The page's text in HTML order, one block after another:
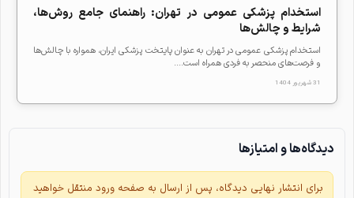
استخدام پزشکی عمومی در تهران: راهنمای جامع روش‌ها،
شرایط و چالش‌ها
استخدام پزشکی عمومی در تهران به عنوان پایتخت پزشکی ایران، همواره با چالش‌ها
و فرصت‌های منحصر به فردی همراه است....
31 شهریور 1404
دیدگاه‌ها و امتیازها
برای انتشار نهایی دیدگاه، پس از ارسال به صفحه ورود منتقل خواهید